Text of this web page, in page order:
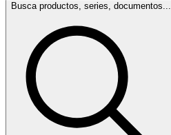
Busca productos, series, documentos...